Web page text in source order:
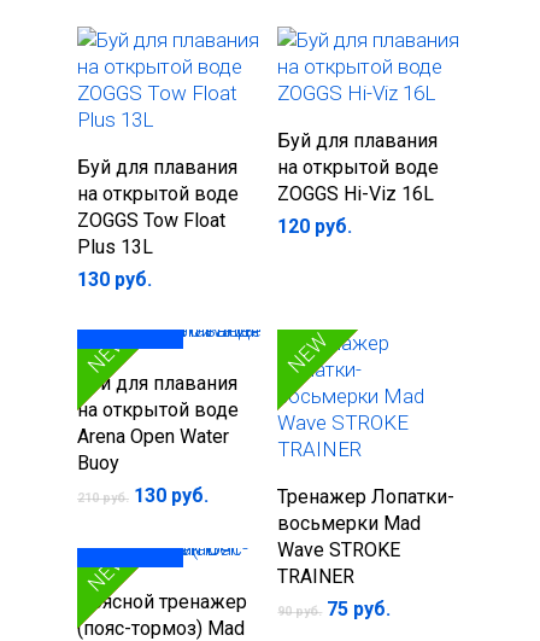
В корзину
Буй для плавания
на открытой воде
ZOGGS Tow Float
Plus 13L
130 руб.
Буй для плавания
на открытой воде
ZOGGS Hi-Viz 16L
120 руб.
под заказ
Подробнее
SALE
NEW
Буй для плавания
на открытой воде
Arena Open Water
Buoy
210руб. Первоначальная
цена
210 руб..
130 руб. Текущая
130 руб..
Выберите
параметры
SALE
NEW
Тренажер Лопатки-
восьмерки Mad
Wave STROKE
TRAINER
90руб. 75 руб.
под заказ
Подробнее
SALE
NEW
Поясной тренажер
(пояс-тормоз) Mad
Халаты
Футболки
Носки спортивные
Брюки
Лопатки для
Полотенца
Тренажеры для
Бутылки